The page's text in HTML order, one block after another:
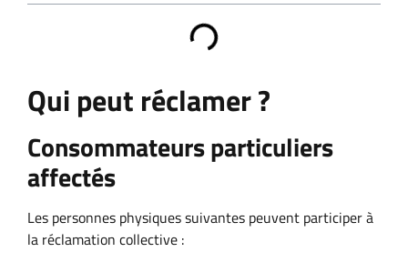
Qui peut réclamer ?
Consommateurs particuliers
affectés
Les personnes physiques suivantes peuvent participer à
la réclamation collective :